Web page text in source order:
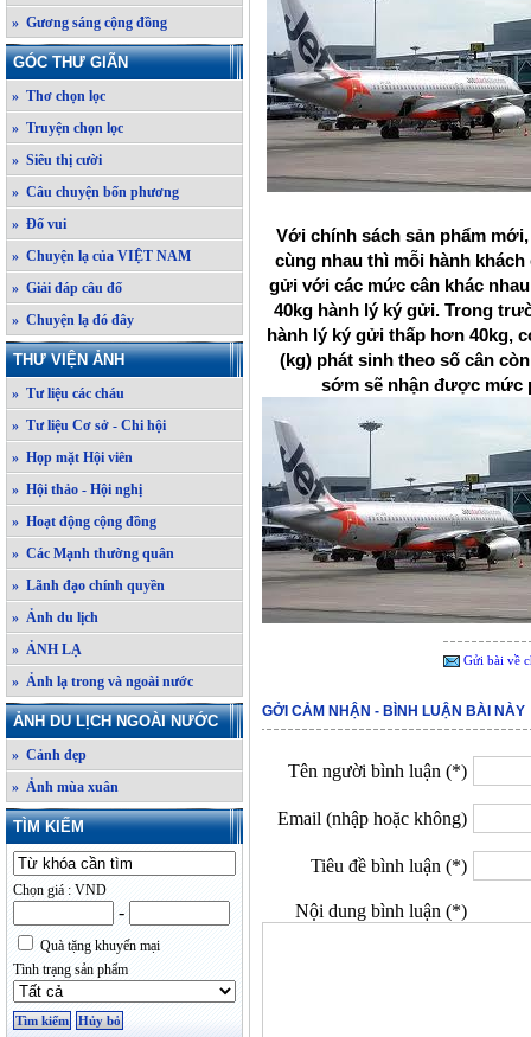
» Gương sáng cộng đồng
GÓC THƯ GIÃN
» Thơ chọn lọc
» Truyện chọn lọc
» Siêu thị cười
» Câu chuyện bốn phương
» Đố vui
» Chuyện lạ của VIỆT NAM
» Giải đáp câu đố
» Chuyện lạ đó đây
THƯ VIỆN ẢNH
» Tư liệu các cháu
» Tư liệu Cơ sở - Chi hội
» Họp mặt Hội viên
» Hội thảo - Hội nghị
» Hoạt động cộng đồng
» Các Mạnh thường quân
» Lãnh đạo chính quyền
» Ảnh du lịch
» ẢNH LẠ
» Ảnh lạ trong và ngoài nước
ẢNH DU LỊCH NGOÀI NƯỚC
» Cảnh đẹp
» Ảnh mùa xuân
TÌM KIẾM
Chọn giá : VND
-
Quà tặng khuyến mại
Tình trạng sản phẩm
Với chính sách sản phẩm
cùng nhau thì mỗi hành
gửi với các mức cân khác
40kg hành lý ký gửi. Trong
hành lý ký gửi thấp hơn 40kg,
(kg) phát sinh theo số cân
sớm sẽ nhận được mức
Gửi bài về
GỞI CẢM NHẬN - BÌNH LUẬN BÀI NÀY
Tên người bình luận (*)
Email (nhập hoặc không)
Tiêu đề bình luận (*)
Nội dung bình luận (*)